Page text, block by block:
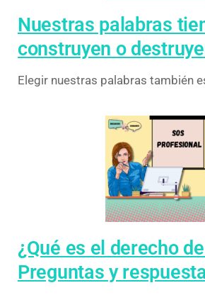
Nuestras palabras
construyen o
Elegir nuestras palabras también
¿Qué es el derecho
Preguntas y